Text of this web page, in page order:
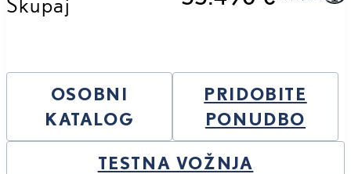
OSOBNI
KATALOG
PRIDOBITE
PONUDBO
TESTNA VOŽNJA